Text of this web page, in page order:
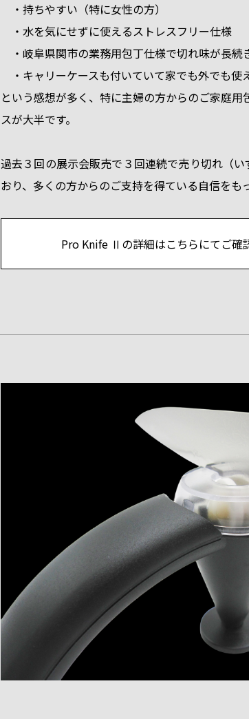
・持ちやすい（特に女性の方）
・水を気にせずに使えるストレスフリー仕様
・岐阜県関市の業務用包丁仕様で切れ味が長続
・キャリーケースも付いていて家でも外でも使
という感想が多く、特に主婦の方からのご家庭
スが大半です。
過去３回の展示会販売で３回連続で売り切れ（
おり、多くの方からのご支持を得ている自信をも
Pro Knife Ⅱの詳細はこちらにてご確